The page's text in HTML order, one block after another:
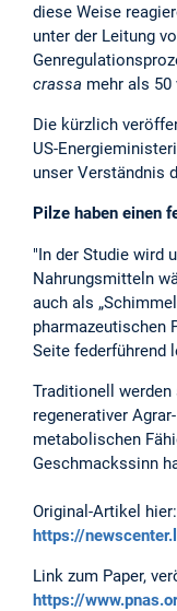
diese Weise
unter der Leitung
crassa mehr als 50
Die kürzlich
US-
unser Verständnis
Pilze haben einen
"In der Studie wird
Nahrungsmitteln
auch als
pharmazeutischen
Seite federführend
Traditionell
regenerativer
metabolischen
Geschmackssinn
Original-Artikel hier:
https://
Link zum Paper,
https://